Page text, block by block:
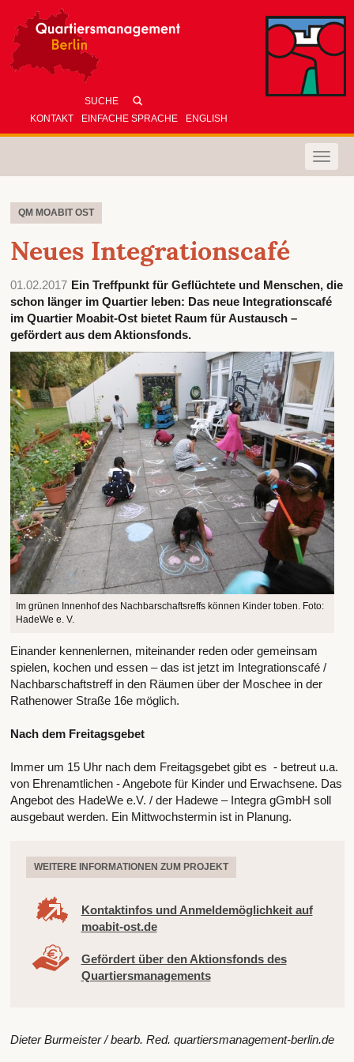
KONTAKT EINFACHE SPRACHE ENGLISH
Toggle
QM MOABIT OST
Neues Integrationscafé
01.02.2017 Ein Treffpunkt für Geflüchtete und Menschen, die
schon länger im Quartier leben: Das neue Integrationscafé
im Quartier Moabit-Ost bietet Raum für Austausch –
gefördert aus dem Aktionsfonds.
Im grünen Innenhof des Nachbarschaftsreffs können Kinder toben. Foto:
HadeWe e. V.
Einander kennenlernen, miteinander reden oder gemeinsam
spielen, kochen und essen – das ist jetzt im Integrationscafé /
Nachbarschaftstreff in den Räumen über der Moschee in der
Rathenower Straße 16e möglich.
Nach dem Freitagsgebet
Immer um 15 Uhr nach dem Freitagsgebet gibt es - betreut u.a.
von Ehrenamtlichen - Angebote für Kinder und Erwachsene. Das
Angebot des HadeWe e.V. / der Hadewe – Integra gGmbH soll
ausgebaut werden. Ein Mittwochstermin ist in Planung.
WEITERE INFORMATIONEN ZUM PROJEKT
Kontaktinfos und Anmeldemöglichkeit auf
moabit-ost.de
Gefördert über den Aktionsfonds des
Quartiersmanagements
Dieter Burmeister / bearb. Red. quartiersmanagement-berlin.de